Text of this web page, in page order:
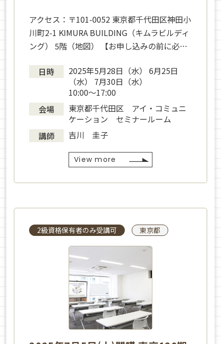
アクセス：〒101-0052 東京都千代田区神田小
川町2-1 KIMURA BUILDING（キムラビルディ
ング） 5階（地図） 【お申し込みの前に必…
日時
2025年5月28日（水） 6月25日
（水） 7月30日（水）
10:00～17:00
会場
東京都千代田区 アイ・コミュニ
ケーション セミナールーム
講師
吉川 圭子
View more
2級資格保有者のみ受講可 東京都